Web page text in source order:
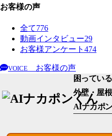
お客様の声
全て776
動画インタビュー29
お客様アンケート 474
VOICE
お客様の声
困ってい
外壁・屋
AIナカポ